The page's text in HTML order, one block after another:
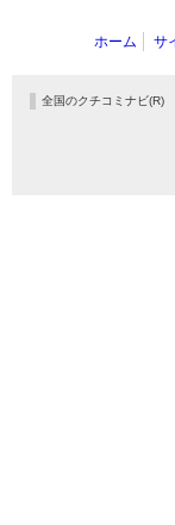
ホーム サ
全国のクチコミナビ(R)